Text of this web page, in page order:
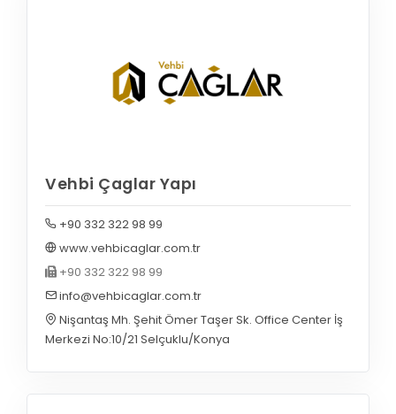
Vehbi Çaglar Yapı
+90 332 322 98 99
www.vehbicaglar.com.tr
+90 332 322 98 99
info@vehbicaglar.com.tr
Nişantaş Mh. Şehit Ömer Taşer Sk. Office Center İş
Merkezi No:10/21 Selçuklu/Konya